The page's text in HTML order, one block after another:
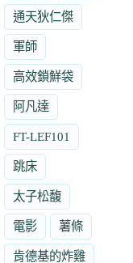
通天狄仁傑
軍師
高效鎖鮮袋
阿凡達
FT-LEF101
跳床
太子松馥
電影 薯條
肯德基的炸雞